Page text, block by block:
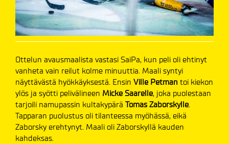
Ottelun avausmaalista vastasi SaiPa, kun peli oli ehtinyt
vanheta vain reilut kolme minuuttia. Maali syntyi
näyttävästä hyökkäyksestä. Ensin Ville Petman toi kiekon
ylös ja syötti pelivälineen Micke Saarelle, joka puolestaan
tarjoili namupassin kultakypärä Tomas Zaborskylle.
Tapparan puolustus oli tilanteessa myöhässä, eikä
Zaborsky erehtynyt. Maali oli Zaborskyllä kauden
kahdeksas.